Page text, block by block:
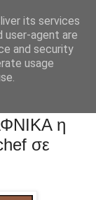
η
σε
its services
user-agent are
and security
usage